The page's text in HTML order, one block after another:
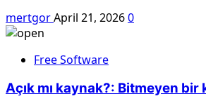
mertgorApril 21, 20260
Free Software
Açık mı kaynak?: Bitmeyen bir